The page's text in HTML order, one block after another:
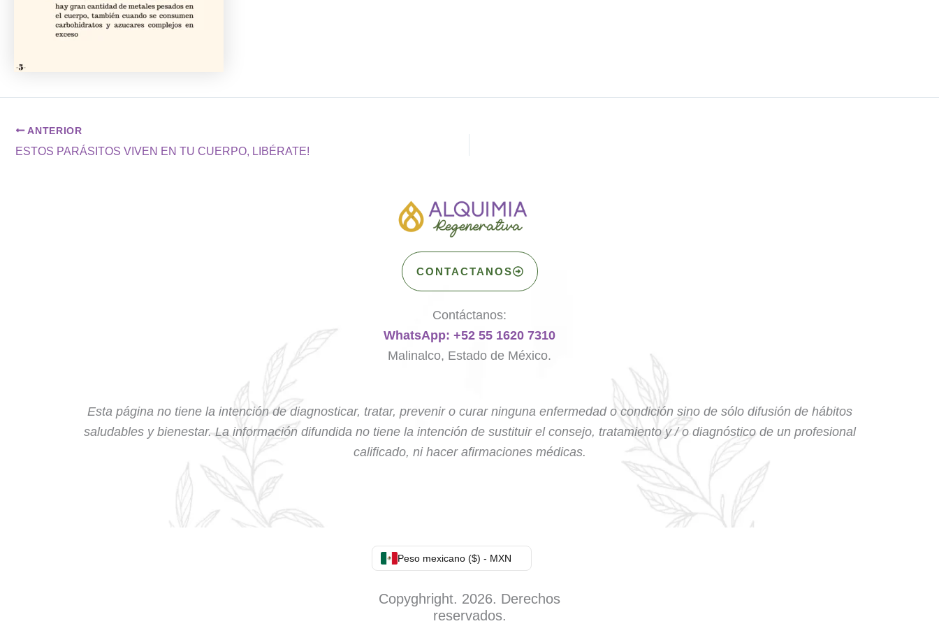
ANTERIOR
ESTOS PARÁSITOS VIVEN EN TU CUERPO, LIBÉRATE!
CONTACTANOS
Contáctanos:
WhatsApp: +52 55 1620 7310
Malinalco, Estado de México.
Esta página no tiene la intención de diagnosticar, tratar, prevenir o curar ninguna enfermedad o condición sino de sólo difusión de hábitos
saludables y bienestar. La información difundida no tiene la intención de sustituir el consejo, tratamiento y / o diagnóstico de un profesional
calificado, ni hacer afirmaciones médicas.
Peso mexicano ($) - MXN
Copyghright. 2026. Derechos
reservados.